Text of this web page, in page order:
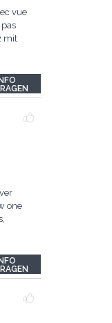
vue
mit
INFO
one
INFO